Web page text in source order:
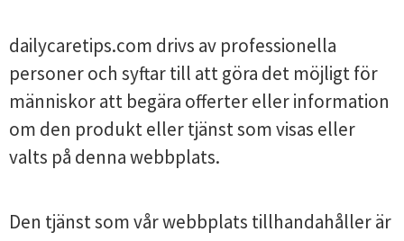
dailycaretips.com drivs av professionella
personer och syftar till att göra det möjligt för
människor att begära offerter eller information
om den produkt eller tjänst som visas eller
valts på denna webbplats.
Den tjänst som vår webbplats tillhandahåller är